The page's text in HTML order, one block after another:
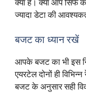
ज्यादा डेटा की
बजट का ध्यान रखें
आपके बजट का भी इस
एयरटेल दोनों ही
बजट के अनुसार सही